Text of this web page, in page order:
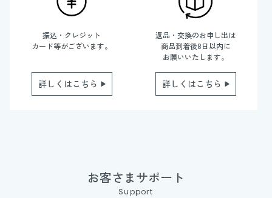
振込・クレジット
カード等がございます。
詳しくはこちら
返品・交換のお申し出は
商品到着後8日以内に
お願いいたします。
詳しくはこちら
お客さまサポート
Support